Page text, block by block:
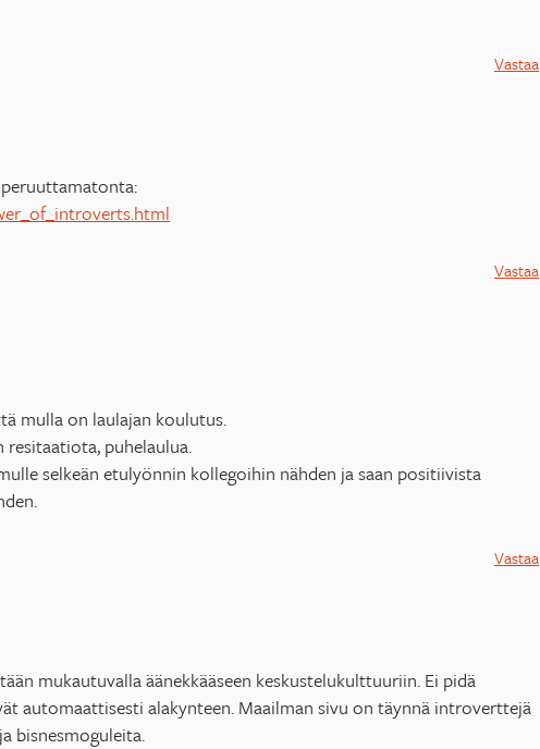
Vastaa
Vastaa
mulla on laulajan koulutus.
resitaatiota, puhelaulua.
selkeän etulyönnin kollegoihin nähden ja saan positiivista
Vastaa
mukautuvalla äänekkääseen keskustelukulttuuriin. Ei pidä
automaattisesti alakynteen. Maailman sivu on täynnä introverttejä
bisnesmoguleita.